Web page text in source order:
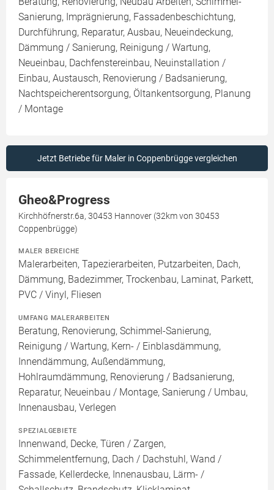
Sanierung, Imprägnierung, Fassadenbeschichtung,
Durchführung, Reparatur, Ausbau, Neueindeckung,
Dämmung / Sanierung, Reinigung / Wartung,
Neueinbau, Dachfenstereinbau, Neuinstallation /
Einbau, Austausch, Renovierung / Badsanierung,
Nachtspeicherentsorgung, Öltankentsorgung, Planung
/ Montage
Jetzt Betriebe für Maler in Coppenbrügge vergleichen
Gheo&Progress
Kirchhöfnerstr.6a, 30453 Hannover (32km von 30453
Coppenbrügge)
MALER BEREICHE
Malerarbeiten, Tapezierarbeiten, Putzarbeiten, Dach,
Dämmung, Badezimmer, Trockenbau, Laminat, Parkett,
PVC / Vinyl, Fliesen
UMFANG MALERARBEITEN
Beratung, Renovierung, Schimmel-Sanierung,
Reinigung / Wartung, Kern- / Einblasdämmung,
Innendämmung, Außendämmung,
Hohlraumdämmung, Renovierung / Badsanierung,
Reparatur, Neueinbau / Montage, Sanierung / Umbau,
Innenausbau, Verlegen
SPEZIALGEBIETE
Innenwand, Decke, Türen / Zargen,
Schimmelentfernung, Dach / Dachstuhl, Wand /
Fassade, Kellerdecke, Innenausbau, Lärm- /